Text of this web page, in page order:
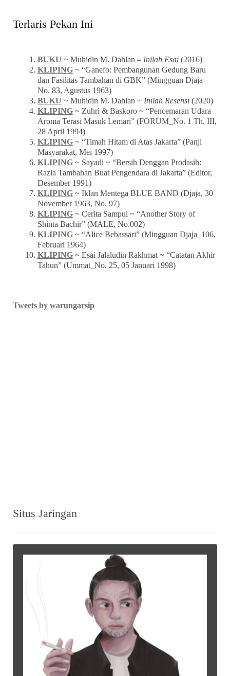
Terlaris Pekan Ini
BUKU ~ Muhidin M. Dahlan – Inilah Esai(2016)
KLIPING~ “Ganefo: Pembangunan Gedung Baru
dan Fasilitas Tambahan di GBK” (Mingguan Djaja
No. 83, Agustus 1963)
BUKU ~ Muhidin M. Dahlan ~ Inilah Resensi(2020)
KLIPING~ Zuhri & Baskoro ~ “Pencemaran Udara
Aroma Terasi Masuk Lemari” (FORUM_No. 1 Th. III,
28 April 1994)
KLIPING~ “Timah Hitam di Atas Jakarta” (Panji
Masyarakat, Mei 1997)
KLIPING~ Sayadi ~ “Bersih Denggan Prodasih:
Razia Tambahan Buat Pengendara di Jakarta” (Editor,
Desember 1991)
KLIPING~ Iklan Mentega BLUE BAND (Djaja, 30
November 1963, No. 97)
KLIPING~ Cerita Sampul ~ “Another Story of
Shinta Bachir” (MALE, No.002)
KLIPING~ “Alice Bebassari” (Mingguan Djaja_106,
Februari 1964)
KLIPING~ Esai Jalaludin Rakhmat ~ “Catatan Akhir
Tahun” (Ummat_No. 25, 05 Januari 1998)
Tweets by warungarsip
Situs Jaringan